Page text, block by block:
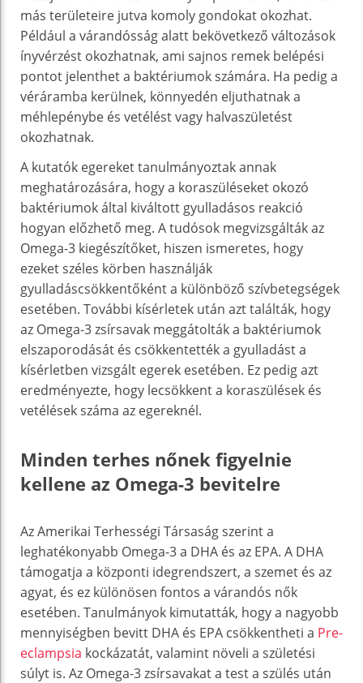
más területeire jutva komoly gondokat okozhat.
Például a várandósság alatt bekövetkező változások
ínyvérzést okozhatnak, ami sajnos remek belépési
pontot jelenthet a baktériumok számára. Ha pedig a
véráramba kerülnek, könnyedén eljuthatnak a
méhlepénybe és vetélést vagy halvaszületést
okozhatnak.
A kutatók egereket tanulmányoztak annak
meghatározására, hogy a koraszüléseket okozó
baktériumok által kiváltott gyulladásos reakció
hogyan előzhető meg. A tudósok megvizsgálták az
Omega-3 kiegészítőket, hiszen ismeretes, hogy
ezeket széles körben használják
gyulladáscsökkentőként a különböző szívbetegségek
esetében. További kísérletek után azt találták, hogy
az Omega-3 zsírsavak meggátolták a baktériumok
elszaporodását és csökkentették a gyulladást a
kísérletben vizsgált egerek esetében. Ez pedig azt
eredményezte, hogy lecsökkent a koraszülések és
vetélések száma az egereknél.
Minden terhes nőnek figyelnie
kellene az Omega-3 bevitelre
Az Amerikai Terhességi Társaság szerint a
leghatékonyabb Omega-3 a DHA és az EPA. A DHA
támogatja a központi idegrendszert, a szemet és az
agyat, és ez különösen fontos a várandós nők
esetében. Tanulmányok kimutatták, hogy a nagyobb
mennyiségben bevitt DHA és EPA csökkentheti a Pre-
eclampsia kockázatát, valamint növeli a születési
súlyt is. Az Omega-3 zsírsavakat a test a szülés után